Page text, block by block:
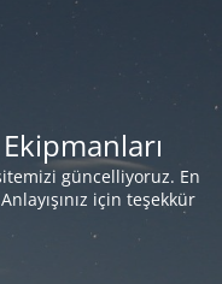
güncelliyoruz. En
için teşekkür